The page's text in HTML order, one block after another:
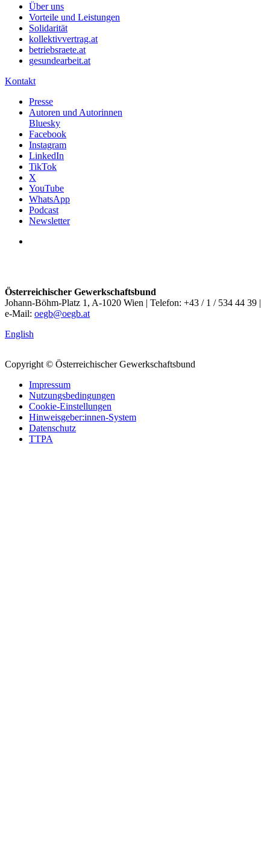
Über uns
Vorteile und Leistungen
Solidarität
kollektivvertrag.at
betriebsraete.at
gesundearbeit.at
Kontakt
Presse
Autoren und Autorinnen
Bluesky
Facebook
Instagram
LinkedIn
TikTok
X
YouTube
WhatsApp
Podcast
Newsletter
Österreichischer Gewerkschaftsbund
Johann-Böhm-Platz 1, A-1020 Wien | Telefon: +43 / 1 / 534 44 39 |
e-Mail: oegb@oegb.at
English
Copyright © Österreichischer Gewerkschaftsbund
Impressum
Nutzungsbedingungen
Cookie-Einstellungen
Hinweisgeber:innen-System
Datenschutz
TTPA